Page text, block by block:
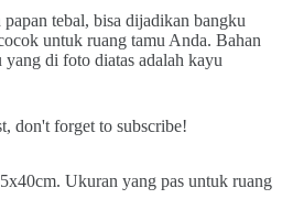
papan tebal, bisa dijadikan bangku
untuk ruang tamu Anda. Bahan
di foto diatas adalah kayu
don't forget to subscribe!
Ukuran yang pas untuk ruang